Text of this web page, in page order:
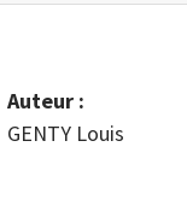
Auteur :
GENTY Louis